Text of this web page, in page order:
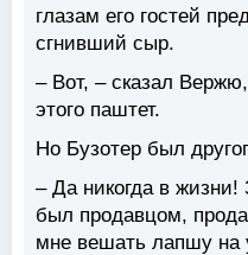
глазам его гостей
сгнивший сыр.
– Вот, – сказал
этого паштет.
Но Бузотер был
– Да никогда в жизни!
был продавцом,
мне вешать лапшу на